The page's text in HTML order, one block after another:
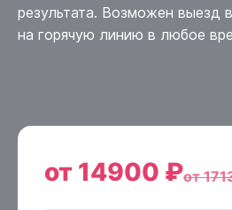
результата. Возможен выезд
на горячую линию в любое
от 14900 ₽от